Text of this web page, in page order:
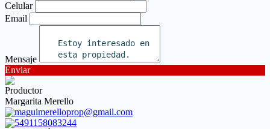
Celular
Email
Mensaje
Enviar
Productor
Margarita Merello
maguimerelloprop@gmail.com
5491158083244